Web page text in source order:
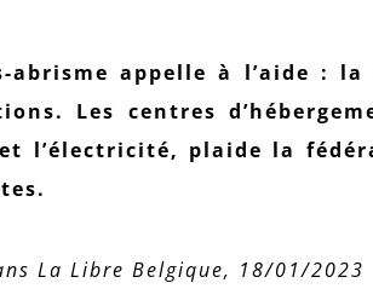
abrisme appelle à l’aide :
Les centres
l’électricité, plaide la
La Libre Belgique, 18/01/2023